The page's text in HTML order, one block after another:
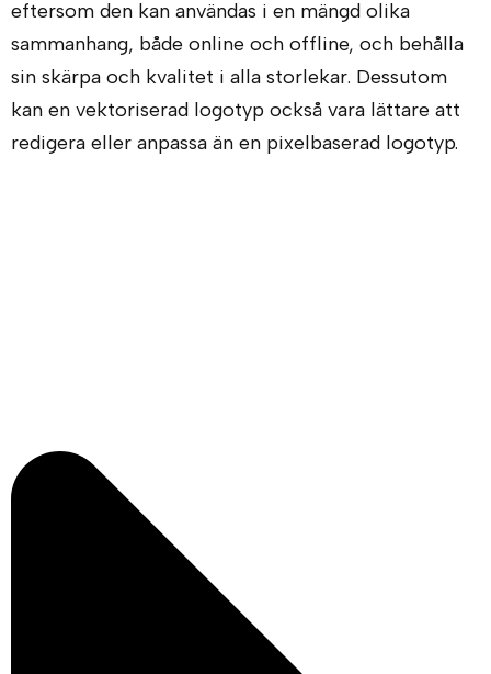
eftersom den kan användas i en mängd olika
sammanhang, både online och offline, och behålla
sin skärpa och kvalitet i alla storlekar. Dessutom
kan en vektoriserad logotyp också vara lättare att
redigera eller anpassa än en pixelbaserad logotyp.